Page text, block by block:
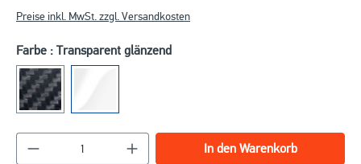
Preise inkl. MwSt. zzgl. Versandkosten
Farbe : Transparent glänzend
Produkt Anzahl: Gib den gewünschten Wert
In den Warenkorb